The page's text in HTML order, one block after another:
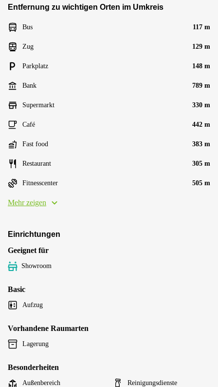
Entfernung zu wichtigen Orten im Umkreis
Bus 117 m
Zug 129 m
Parkplatz 148 m
Bank 789 m
Supermarkt 330 m
Café 442 m
Fast food 383 m
Restaurant 305 m
Fitnesscenter 505 m
Mehr zeigen
Einrichtungen
Geeignet für
Showroom
Basic
Aufzug
Vorhandene Raumarten
Lagerung
Besonderheiten
Außenbereich Reinigungsdienste